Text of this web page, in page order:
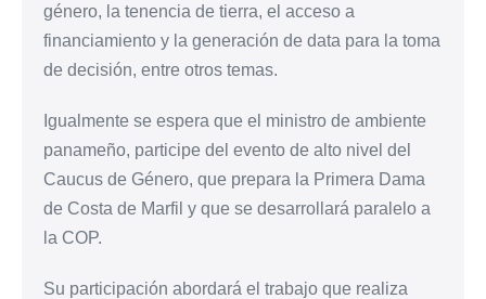
género, la tenencia de tierra, el acceso a
financiamiento y la generación de data para la toma
de decisión, entre otros temas.
Igualmente se espera que el ministro de ambiente
panameño, participe del evento de alto nivel del
Caucus de Género, que prepara la Primera Dama
de Costa de Marfil y que se desarrollará paralelo a
la COP.
Su participación abordará el trabajo que realiza